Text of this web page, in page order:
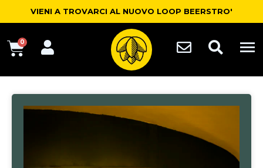
VIENI A TROVARCI AL NUOVO LOOP BEERSTRO'
0